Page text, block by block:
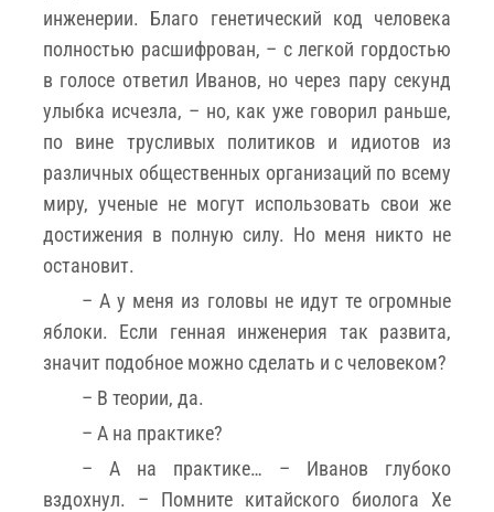
инженерии. Благо генетический код человека
полностью расшифрован, – с легкой гордостью
в голосе ответил Иванов, но через пару секунд
улыбка исчезла, – но, как уже говорил раньше,
по вине трусливых политиков и идиотов из
различных общественных организаций по всему
миру, ученые не могут использовать свои же
достижения в полную силу. Но меня никто не
остановит.
– А у меня из головы не идут те огромные
яблоки. Если генная инженерия так развита,
значит подобное можно сделать и с человеком?
– В теории, да.
– А на практике?
– А на практике… – Иванов глубоко
вздохнул. – Помните китайского биолога Хе